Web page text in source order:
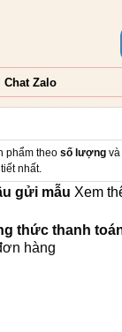
Chat Zalo
phẩm theo số lượng
nhất.
gửi mẫu Xem
thức thanh
hàng